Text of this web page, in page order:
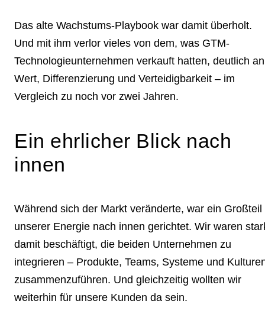
Das alte Wachstums-Playbook war damit überholt.
Und mit ihm verlor vieles von dem, was GTM-
Technologieunternehmen verkauft hatten, deutlich an
Wert, Differenzierung und Verteidigbarkeit – im
Vergleich zu noch vor zwei Jahren.
Ein ehrlicher Blick nach
innen
Während sich der Markt veränderte, war ein Großteil
unserer Energie nach innen gerichtet. Wir waren
damit beschäftigt, die beiden Unternehmen zu
integrieren – Produkte, Teams, Systeme und
zusammenzuführen. Und gleichzeitig wollten wir
weiterhin für unsere Kunden da sein.